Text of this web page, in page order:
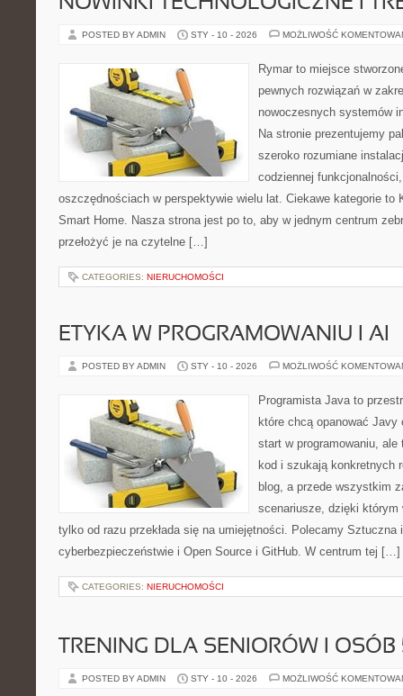
POSTED BY ADMIN STY - 10 - 2026 MOŻLIWOŚĆ
Rymar to miejsce
pewnych rozwiązań w
nowoczesnych systemów
Na stronie prezentujemy
szeroko rozumiane
codziennej
oszczędnościach w perspektywie wielu lat. Ciekawe kategorie to
Smart Home. Nasza strona jest po to, aby w jednym centrum
przełożyć je na czytelne […]
CATEGORIES: NIERUCHOMOŚCI
ETYKA W PROGRAMOWANIU I AI
POSTED BY ADMIN STY - 10 - 2026 MOŻLIWOŚĆ
Programista Java to
które chcą opanować
start w programowaniu,
kod i szukają konkretnych
blog, a przede wszystkim
scenariusze, dzięki którym
tylko od razu przekłada się na umiejętności. Polecamy Sztuczna
cyberbezpieczeństwie i Open Source i GitHub. W centrum tej […]
CATEGORIES: NIERUCHOMOŚCI
TRENING DLA SENIORÓW I OSÓB
POSTED BY ADMIN STY - 10 - 2026 MOŻLIWOŚĆ